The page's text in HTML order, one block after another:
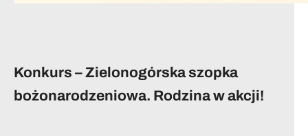
Konkurs – Zielonogórska szopka
bożonarodzeniowa. Rodzina w akcji!